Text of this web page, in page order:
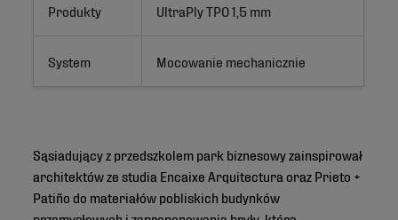
Produkty UltraPly TPO 1,5 mm
System Mocowanie mechanicznie
Sąsiadujący z przedszkolem park biznesowy zainspirował
architektów ze studia Encaixe Arquitectura oraz Prieto +
Patiño do materiałów pobliskich budynków